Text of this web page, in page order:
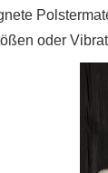
oder